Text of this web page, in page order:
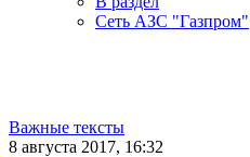
Сеть АЗС "Газпром"
Важные тексты
8 августа 2017, 16:32